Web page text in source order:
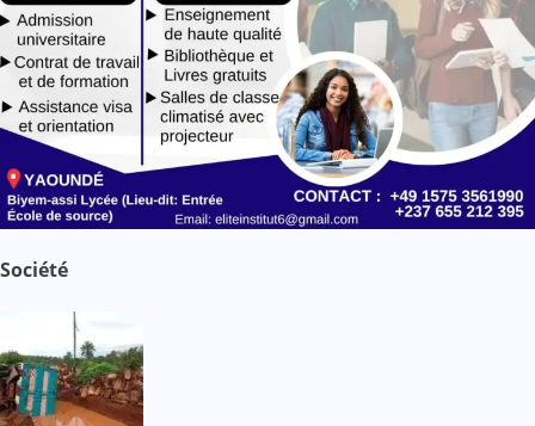
Société